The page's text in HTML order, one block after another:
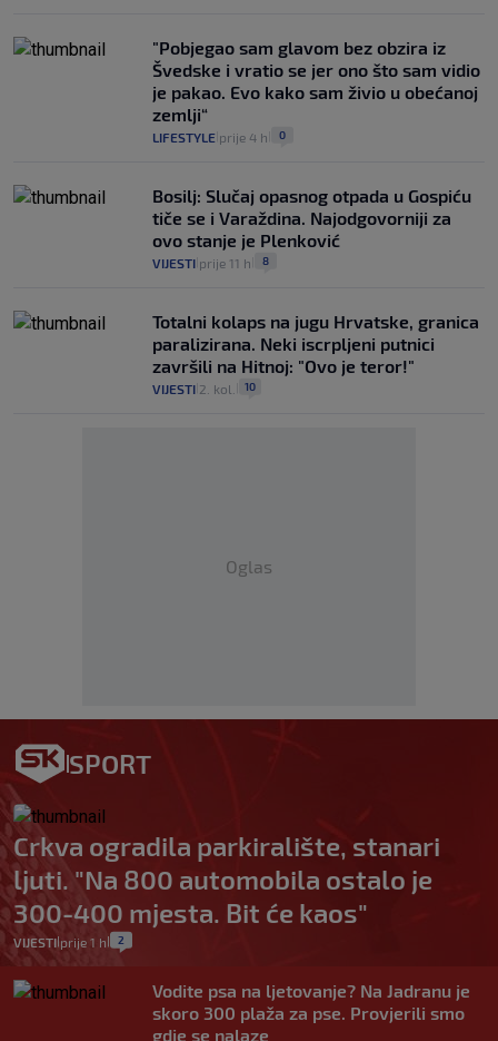
"Pobjegao sam glavom bez obzira iz
Švedske i vratio se jer ono što sam vidio
je pakao. Evo kako sam živio u obećanoj
zemlji“
LIFESTYLE prije 4 h 0
Bosilj: Slučaj opasnog otpada u Gospiću
tiče se i Varaždina. Najodgovorniji za
ovo stanje je Plenković
VIJESTI prije 11 h 8
Totalni kolaps na jugu Hrvatske, granica
paralizirana. Neki iscrpljeni putnici
završili na Hitnoj: "Ovo je teror!"
VIJESTI 2. kol. 10
Oglas
SPORT
Crkva ogradila parkiralište, stanari
ljuti. "Na 800 automobila ostalo je
300-400 mjesta. Bit će kaos"
VIJESTI prije 1 h 2
Vodite psa na ljetovanje? Na Jadranu je
skoro 300 plaža za pse. Provjerili smo
gdje se nalaze